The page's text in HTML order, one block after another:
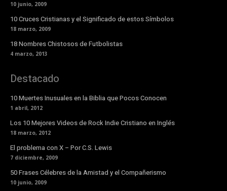
10 junio, 2009
10 Cruces Cristianas y el Significado de estos Símbolos
18 marzo, 2009
18 Nombres Chistosos de Futbolistas
4 marzo, 2013
Destacado
10 Muertes Inusuales en la Biblia que Pocos Conocen
1 abril, 2012
Los 10 Mejores Videos de Rock Indie Cristiano en Inglés
18 marzo, 2012
El problema con X – Por C.S. Lewis
7 diciembre, 2009
50 Frases Célebres de la Amistad y el Compañerismo
10 junio, 2009